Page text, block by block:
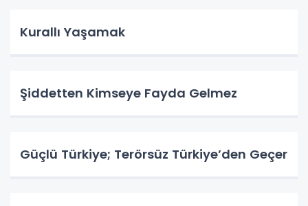
Kurallı Yaşamak
Şiddetten Kimseye Fayda Gelmez
Güçlü Türkiye; Terörsüz Türkiye’den Geçer